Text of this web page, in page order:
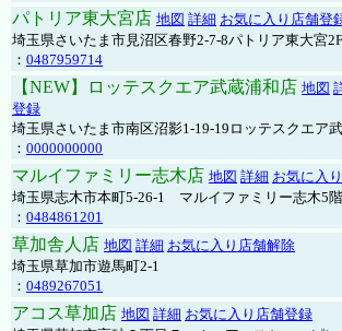
パトリア東大宮店 地図 詳細 お気に入り店舗登
埼玉県さいたま市見沼区春野2-7-8パトリア東大宮2F
： 0487959714
【NEW】ロッテスクエア武蔵浦和店 地図
登録
埼玉県さいたま市南区沼影1-19-19ロッテスクエア
： 0000000000
マルイファミリー志木店 地図 詳細 お気に入
埼玉県志木市本町5-26-1 マルイファミリー志木5階
： 0484861201
草加舎人店 地図 詳細 お気に入り店舗解除
埼玉県草加市遊馬町2-1
： 0489267051
アコス草加店 地図 詳細 お気に入り店舗登録